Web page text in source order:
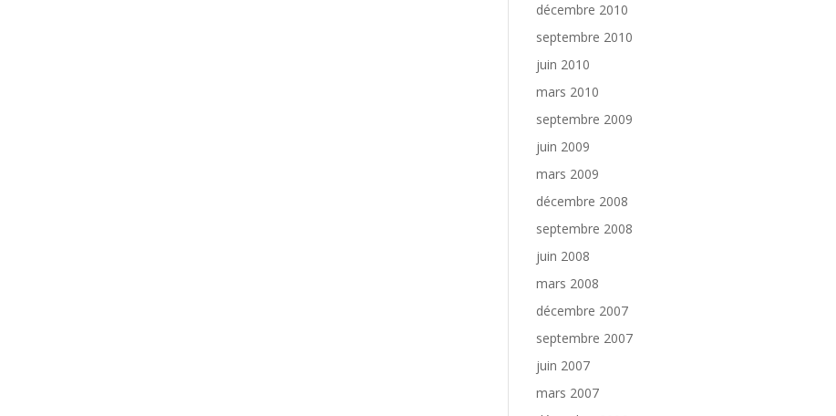
décembre 2010
septembre 2010
juin 2010
mars 2010
septembre 2009
juin 2009
mars 2009
décembre 2008
septembre 2008
juin 2008
mars 2008
décembre 2007
septembre 2007
juin 2007
mars 2007